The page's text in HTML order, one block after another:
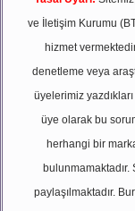
ve İletişim Kurumu
hizmet
denetleme veya
üyelerimiz
üye olarak bu
herhangi bir
bulunmamaktadır.
paylaşılmaktadır.